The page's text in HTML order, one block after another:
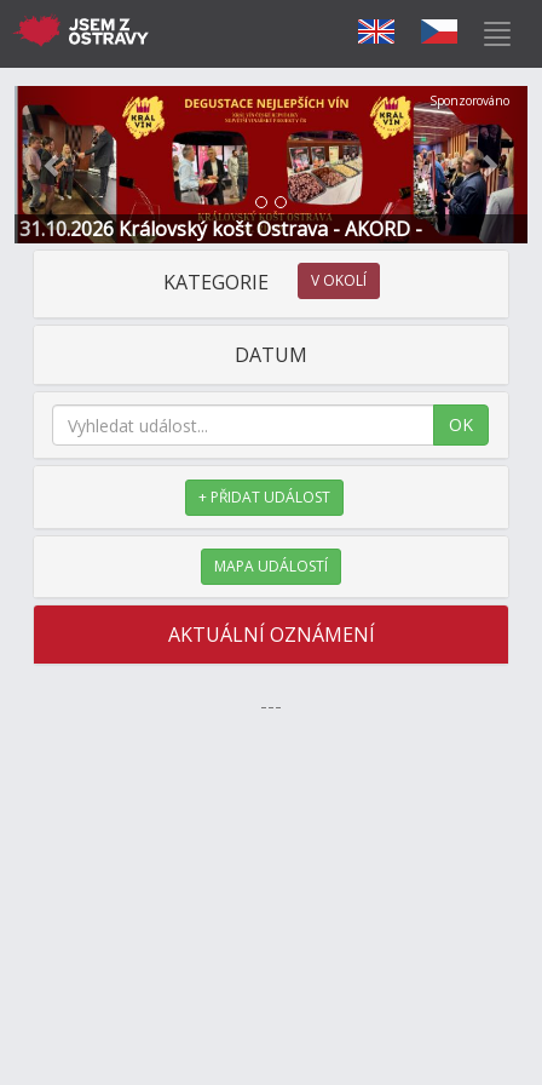
31.10.2026 Královský košt Ostrava - AKORD -
Restaurace a Hotel
Předchozí Další
Sponzorováno
KATEGORIE V OKOLÍ
DATUM
OK
+ PŘIDAT UDÁLOST
MAPA UDÁLOSTÍ
AKTUÁLNÍ OZNÁMENÍ
---